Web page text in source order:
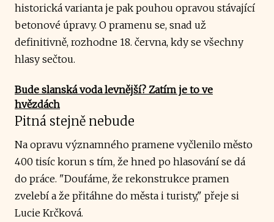
historická varianta je pak pouhou opravou stávající
betonové úpravy. O pramenu se, snad už
definitivně, rozhodne 18. června, kdy se všechny
hlasy sečtou.
Bude slanská voda levnější? Zatím je to ve
hvězdách
Pitná stejně nebude
Na opravu významného pramene vyčlenilo město
400 tisíc korun s tím, že hned po hlasování se dá
do práce. "Doufáme, že rekonstrukce pramen
zvelebí a že přitáhne do města i turisty," přeje si
Lucie Krčková.